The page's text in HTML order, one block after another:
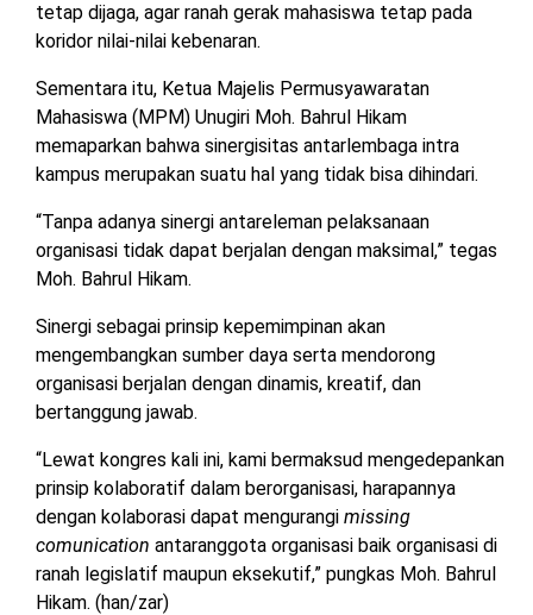
tetap dijaga, agar ranah gerak mahasiswa tetap pada
koridor nilai-nilai kebenaran.
Sementara itu, Ketua Majelis Permusyawaratan
Mahasiswa (MPM) Unugiri Moh. Bahrul Hikam
memaparkan bahwa sinergisitas antarlembaga intra
kampus merupakan suatu hal yang tidak bisa dihindari.
“Tanpa adanya sinergi antareleman pelaksanaan
organisasi tidak dapat berjalan dengan maksimal,” tegas
Moh. Bahrul Hikam.
Sinergi sebagai prinsip kepemimpinan akan
mengembangkan sumber daya serta mendorong
organisasi berjalan dengan dinamis, kreatif, dan
bertanggung jawab.
“Lewat kongres kali ini, kami bermaksud mengedepankan
prinsip kolaboratif dalam berorganisasi, harapannya
dengan kolaborasi dapat mengurangi missing
comunication antaranggota organisasi baik organisasi di
ranah legislatif maupun eksekutif,” pungkas Moh. Bahrul
Hikam. (han/zar)